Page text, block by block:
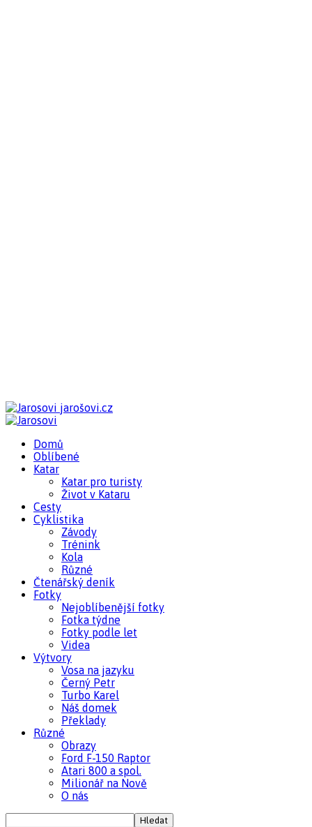
jarošovi.cz
Domů
Oblíbené
Katar
Katar pro turisty
Život v Kataru
Cesty
Cyklistika
Závody
Trénink
Kola
Různé
Čtenářský deník
Fotky
Nejoblíbenější fotky
Fotka týdne
Fotky podle let
Videa
Výtvory
Vosa na jazyku
Černý Petr
Turbo Karel
Náš domek
Překlady
Různé
Obrazy
Ford F-150 Raptor
Atari 800 a spol.
Milionář na Nově
O nás